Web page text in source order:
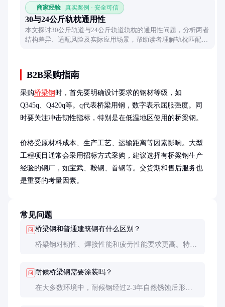
商家经验 真实案例 · 安全可信
30与24公斤轨枕通用性
本文探讨30公斤轨道与24公斤轨道轨枕的通用性问题，分析两者
结构差异、适配风险及实际应用场景，帮助读者理解轨枕匹配的
B2B采购指南
采购桥梁钢 时，首先要明确设计要求的钢材等级，如
Q345q、Q420q等。q代表桥梁用钢，数字表示屈服强度。同
时要关注冲击韧性指标，特别是在低温地区使用的桥梁钢。
价格受原材料成本、生产工艺、运输距离等因素影响。大型
工程项目通常会采用招标方式采购，建议选择有桥梁钢生产
经验的钢厂，如宝武、鞍钢、首钢等。交货期和售后服务也
是重要的考量因素。
常见问题
问 桥梁钢和普通建筑钢有什么区别？
桥梁钢对韧性、焊接性能和疲劳性能要求更高。特别
问 耐候桥梁钢需要涂装吗？
在大多数环境中，耐候钢经过2-3年自然锈蚀后形成